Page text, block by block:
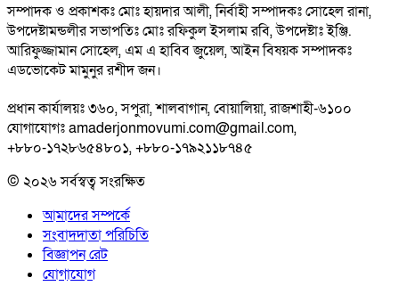
সম্পাদক ও প্রকাশকঃ মোঃ হায়দার আলী, নির্বাহী সম্পাদকঃ সোহেল রানা,
উপদেষ্টামন্ডলীর সভাপতিঃ মোঃ রফিকুল ইসলাম রবি, উপদেষ্টাঃ ইঞ্জি.
আরিফুজ্জামান সোহেল, এম এ হাবিব জুয়েল, আইন বিষয়ক সম্পাদকঃ
এডভোকেট মামুনুর রশীদ জন।
প্রধান কার্যালয়ঃ ৩৬০, সপুরা, শালবাগান, বোয়ালিয়া, রাজশাহী-৬১০০
যোগাযোগঃ amaderjonmovumi.com@gmail.com,
+৮৮০-১৭২৮৬৫৪৮০১, +৮৮০-১৭৯২১১৮৭৪৫
© ২০২৬ সর্বস্বত্ব সংরক্ষিত
আমাদের সম্পর্কে
সংবাদদাতা পরিচিতি
বিজ্ঞাপন রেট
যোগাযোগ